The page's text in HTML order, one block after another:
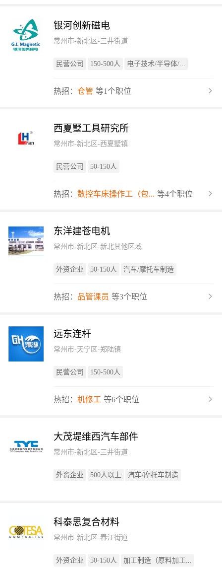
银河创新磁电
常州市-新北区-三井街道
民营公司 150-500人 电子技术/半导体/...
热招： 仓管 等1个职位
西夏墅工具研究所
常州市-新北区-西夏墅镇
民营公司 50-150人
热招： 数控车床操作工（包... 等4个职位
东洋建苍电机
常州市-新北区-新北其他区域
外资企业 50-150人 汽车/摩托车制造
热招： 品管课员 等3个职位
远东连杆
常州市-天宁区-郑陆镇
民营公司 150-500人
热招： 机修工 等6个职位
大茂堤维西汽车部件
常州市-新北区-三井街道
外资企业 500人以上 汽车/摩托车制造
科泰思复合材料
常州市-新北区-春江街道
外资企业 50-150人 加工制造（原料加工...